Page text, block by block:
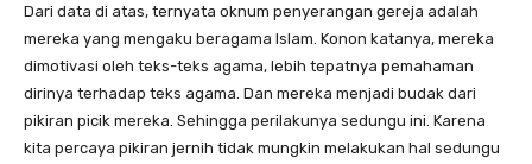
Dari data di atas, ternyata oknum penyerangan gereja adalah
mereka yang mengaku beragama Islam. Konon katanya, mereka
dimotivasi oleh teks-teks agama, lebih tepatnya pemahaman
dirinya terhadap teks agama. Dan mereka menjadi budak dari
pikiran picik mereka. Sehingga perilakunya sedungu ini. Karena
kita percaya pikiran jernih tidak mungkin melakukan hal sedungu